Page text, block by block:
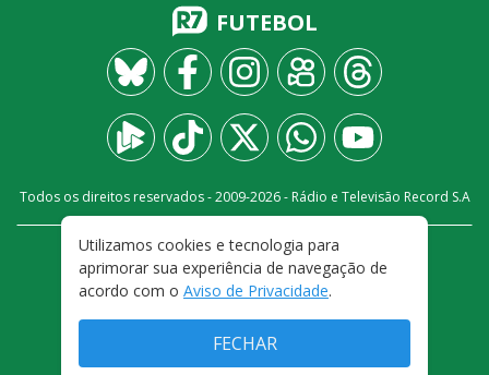
FUTEBOL
Todos os direitos reservados - 2009-2026- Rádio e Televisão Record S.A
FALE CONOSCO
PRIVACIDADE
TERMOS E CONDIÇÕES DE USO
Utilizamos cookies e tecnologia para
aprimorar sua experiência de navegação de
acordo com o Aviso de Privacidade.
FECHAR